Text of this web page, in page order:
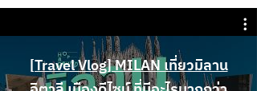
[Travel Vlog] MILAN เที่ยวมิลาน